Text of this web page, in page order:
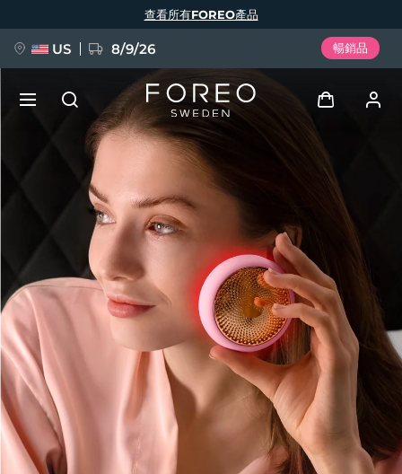
查看所有FOREO產品
US 8/9/26 暢銷品
用戶信息
我的設備
我的訂單
我的地址
我的訂閱
FAQ™ Pure Beauty-Tech Elixir
BREAKING NEWS
issa™ Teeth Whitening Set
Deutsch
Español
Français
Italiano
Português
Polski
Svenska
Русский
Türkçe
简体中文 繁體中文
發貨國家
美國 預計送達日期 8/9/26